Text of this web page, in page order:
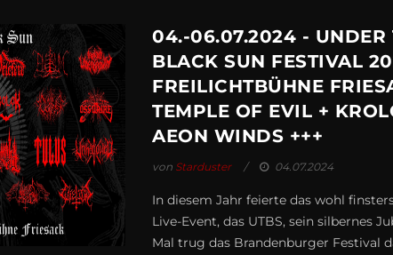
04.-06.07.2024 - UNDER
BLACK SUN FESTIVAL
FREILICHTBÜHNE
TEMPLE OF EVIL +
AEON WINDS +++
von Starduster 04.07.2024
In diesem Jahr feierte das wohl
Live-Event, das UTBS, sein silbernes
Mal trug das Brandenburger Festival